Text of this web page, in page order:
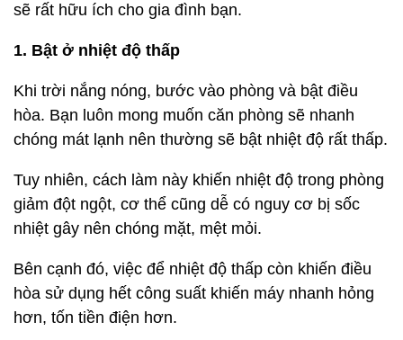
sẽ rất hữu ích cho gia đình bạn.
1. Bật ở nhiệt độ thấp
Khi trời nắng nóng, bước vào phòng và bật điều
hòa. Bạn luôn mong muốn căn phòng sẽ nhanh
chóng mát lạnh nên thường sẽ bật nhiệt độ rất thấp.
Tuy nhiên, cách làm này khiến nhiệt độ trong phòng
giảm đột ngột, cơ thể cũng dễ có nguy cơ bị sốc
nhiệt gây nên chóng mặt, mệt mỏi.
Bên cạnh đó, việc để nhiệt độ thấp còn khiến điều
hòa sử dụng hết công suất khiến máy nhanh hỏng
hơn, tốn tiền điện hơn.